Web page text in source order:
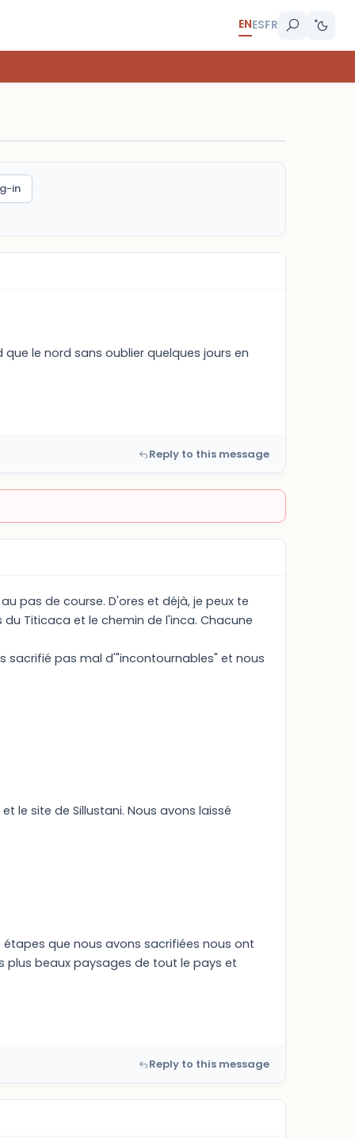
ENESFR
in
le nord sans oublier quelques jours en
Reply to this message
pas de course. D'ores et déjà, je peux te
Titicaca et le chemin de l'inca. Chacune
sacrifié pas mal d'"incontournables" et nous
le site de Sillustani. Nous avons laissé
que nous avons sacrifiées nous ont
plus beaux paysages de tout le pays et
Reply to this message